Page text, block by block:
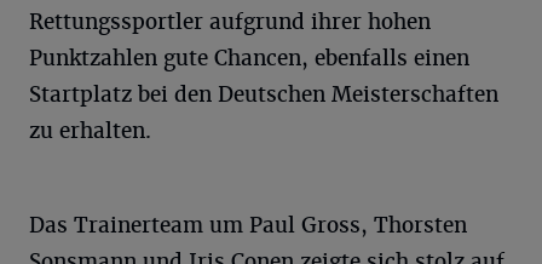
Rettungssportler aufgrund ihrer hohen
Punktzahlen gute Chancen, ebenfalls einen
Startplatz bei den Deutschen Meisterschaften
zu erhalten.
Das Trainerteam um Paul Gross, Thorsten